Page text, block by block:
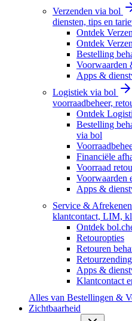
Verzenden via bol
diensten, tips en
Ontdek
Ontdek
Bestelling
Voorwaarden
Apps &
Logistiek via bol
voorraadbeheer,
Ontdek
Bestelling
via bol
Financiële
Voorraad
Voorwaarden
Apps &
Service & Afrekenen
klantcontact, LIM,
Ontdek
Retouropties
Retouren
Apps &
Klantcontact
Alles van Bestellingen &
Zichtbaarheid